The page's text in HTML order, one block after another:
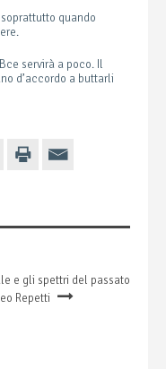
quando
servirà a poco. Il
d’accordo a buttarli
e gli spettri del passato
Repetti